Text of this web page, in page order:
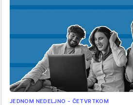
JEDNOM NEDELJNO - ČETVRTKOM